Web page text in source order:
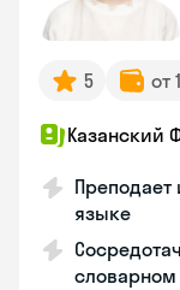
5 от
Казанский
Преподает
языке
словарном